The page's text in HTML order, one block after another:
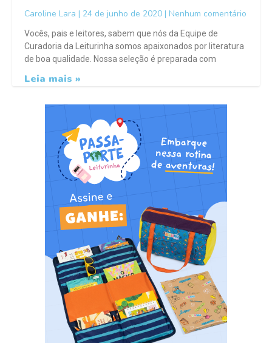
Caroline Lara 24 de junho de 2020 Nenhum comentário
Vocês, pais e leitores, sabem que nós da Equipe de
Curadoria da Leiturinha somos apaixonados por literatura
de boa qualidade. Nossa seleção é preparada com
Leia mais »